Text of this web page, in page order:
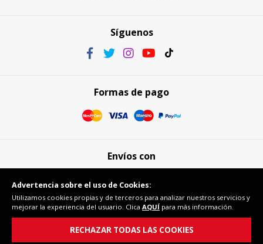
Síguenos
Formas de pago
Envíos con
Compra segura
Advertencia sobre el uso de Cookies:
Utilizamos cookies propias y de terceros para analizar nuestros servicios y
mejorar la experiencia del usuario. Clica AQUÍ para más información.
RECHAZAR TODAS LAS COOKIES